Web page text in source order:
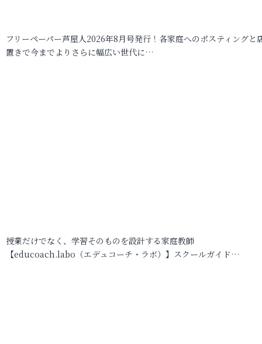
フリーペーパー芦屋人2026年8月号発行！各家庭へのポスティングと
置きで今までよりさらに幅広い世代に…
授業だけでなく、学習そのものを設計する家庭教師
【educoach.labo（エデュコーチ・ラボ）】スクールガイド…